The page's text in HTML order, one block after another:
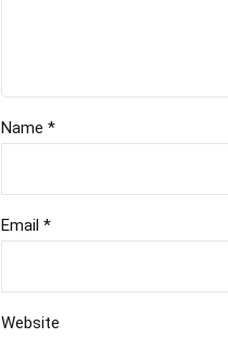
Name *
Email *
Website